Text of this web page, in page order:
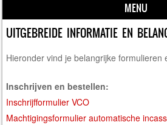
MENU
Skip to content
UITGEBREIDE INFORMATIE EN
Hieronder vind je belangrijke formulieren
Inschrijven en bestellen:
Inschrijfformulier VCO
Machtigingsformulier automatische